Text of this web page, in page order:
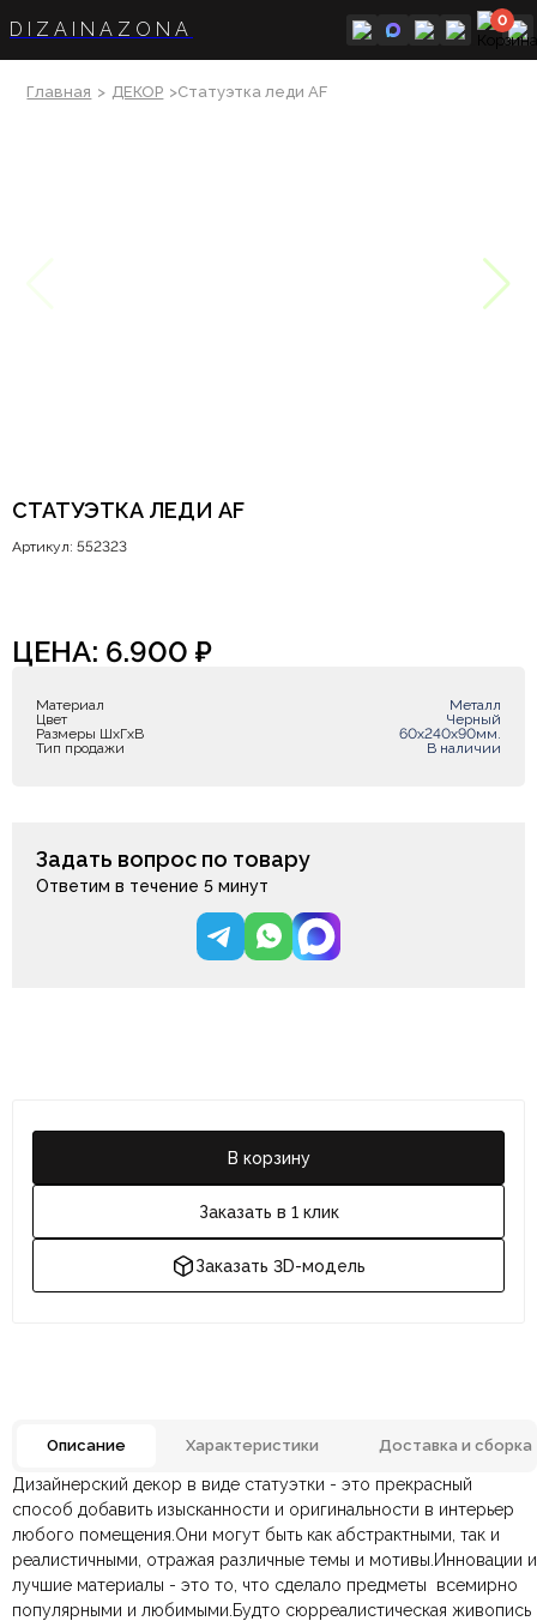
DIZAINAZONA 0
Главная > ДЕКОР >Статуэтка леди AF
СТАТУЭТКА ЛЕДИ AF
Артикул: 552323
В корзину
Заказать в 1 клик
Заказать 3D-модель
ЦЕНА: 6.900 ₽
Материал
Металл
Цвет
Черный
Размеры ШxГxВ
60х240х90мм.
Тип продажи
В наличии
Задать вопрос по товару
Ответим в течение 5 минут
Описание Характеристики Доставка и сборка
Дизайнерский декор в виде статуэтки - это прекрасный
способ добавить изысканности и оригинальности в интерьер
любого помещения.Они могут быть как абстрактными, так и
реалистичными, отражая различные темы и мотивы.Инновации и
лучшие материалы - это то, что сделало предметы всемирно
популярными и любимыми.Будто сюрреалистическая живопись
Материал Металл
Цвет Черный
По всей России:отправляем через транспортную
компаниюСДЭК. Срок доставки —до 7 дней .
По Москве и Санкт-Петербургу:быстрая
Оплата в салоне-магазине— наличными или картой
при самовывозе.
Безналичная оплата по счёту— для юридических и
Отзывов ещё нет. Напишите первым.